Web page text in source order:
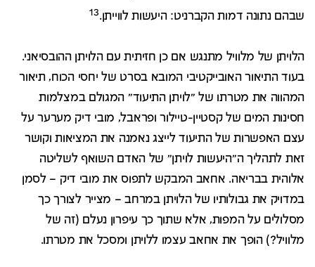
שבהם נתונה דמות הקברניט: היעשות לווייתן.13
הלויתן של מלוויל מתנגש אם כן חזיתית עם הלויתן ההובסיאני.
בעוד התיאור האובייקטיבי המובא בסרט של יחסי הכוח, תיאור
המהווה את מטרתו של "לויתן התיעוד" המגולם במצלמות
חסינות המים של קסטיין-טיילור ופראבל, מובי דיק מערער על
עצם האפשרות של התיעוד לייצג נאמנה את המציאות וקושר
זאת לתהליך ה"היעשות לויתן" של האדם השואף לשליטה
אלוהית בבריאה. אחאב המבקש לתפוס את מובי דיק – לסמן
במדויק את גבולותיו של הלויתן במרחב – מצייר לצורך כך
מסלולים על המפות, אלא שתוך כך עיפרון נעלם (זה של
מלוויל?) הופך את אחאב עצמו ללויתן ומסכל את מטרתו.